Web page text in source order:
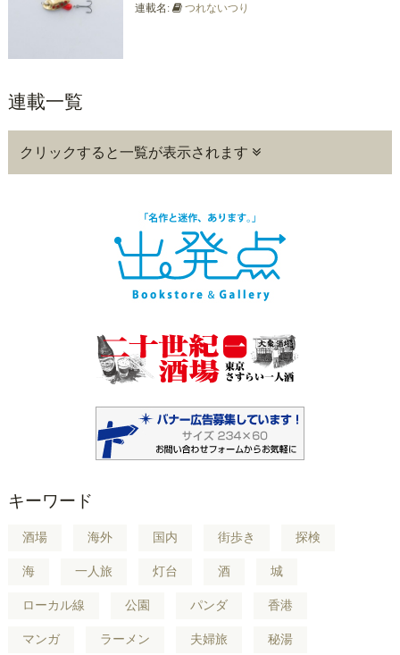
連載名:
つれないつり
連載一覧
クリックすると一覧が表示されます
キーワード
酒場 海外 国内 街歩き 探検
海 一人旅 灯台 酒 城
ローカル線 公園 パンダ 香港
マンガ ラーメン 夫婦旅 秘湯